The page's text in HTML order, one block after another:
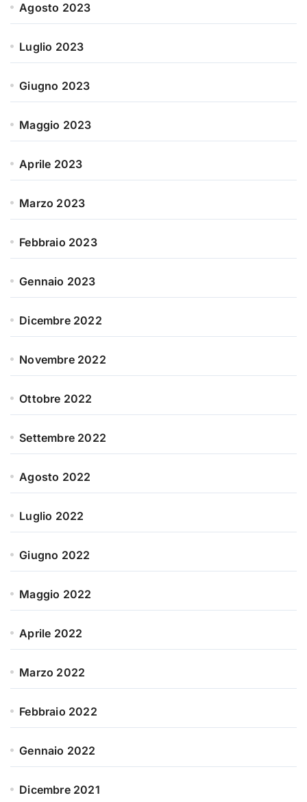
Agosto 2023
Luglio 2023
Giugno 2023
Maggio 2023
Aprile 2023
Marzo 2023
Febbraio 2023
Gennaio 2023
Dicembre 2022
Novembre 2022
Ottobre 2022
Settembre 2022
Agosto 2022
Luglio 2022
Giugno 2022
Maggio 2022
Aprile 2022
Marzo 2022
Febbraio 2022
Gennaio 2022
Dicembre 2021